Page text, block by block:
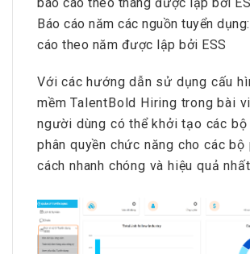
báo cáo theo tháng được lập bởi
Báo cáo năm các nguồn tuyển
cáo theo năm được lập bởi ESS
Với các hướng dẫn sử dụng cấu
mềm TalentBold Hiring trong bài
người dùng có thể khởi tạo các bộ
phân quyền chức năng cho các bộ
cách nhanh chóng và hiệu quả